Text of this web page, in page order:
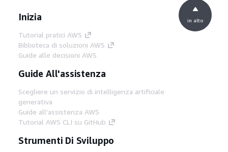
Inizia
Tutorial pratici AWS
Biblioteca di soluzioni AWS
Guide alle decisioni AWS
Guide All'assistenza
Scegliere un servizio di intelligenza artificiale
generativa
Guide all'assistenza AWS
Tutorial AWS CLI su GitHub
Strumenti Di Sviluppo
in alto